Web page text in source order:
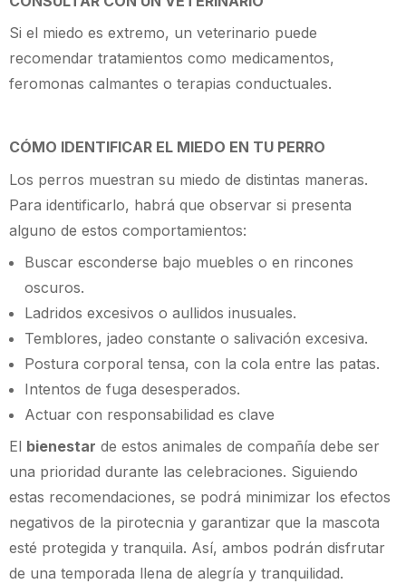
Si el miedo es extremo, un veterinario puede
recomendar tratamientos como medicamentos,
feromonas calmantes o terapias conductuales.
CÓMO IDENTIFICAR EL MIEDO EN TU PERRO
Los perros muestran su miedo de distintas maneras.
Para identificarlo, habrá que observar si presenta
alguno de estos comportamientos:
Buscar esconderse bajo muebles o en rincones
oscuros.
Ladridos excesivos o aullidos inusuales.
Temblores, jadeo constante o salivación excesiva.
Postura corporal tensa, con la cola entre las patas.
Intentos de fuga desesperados.
Actuar con responsabilidad es clave
El bienestar de estos animales de compañía debe ser
una prioridad durante las celebraciones. Siguiendo
estas recomendaciones, se podrá minimizar los efectos
negativos de la pirotecnia y garantizar que la mascota
esté protegida y tranquila. Así, ambos podrán disfrutar
de una temporada llena de alegría y tranquilidad.